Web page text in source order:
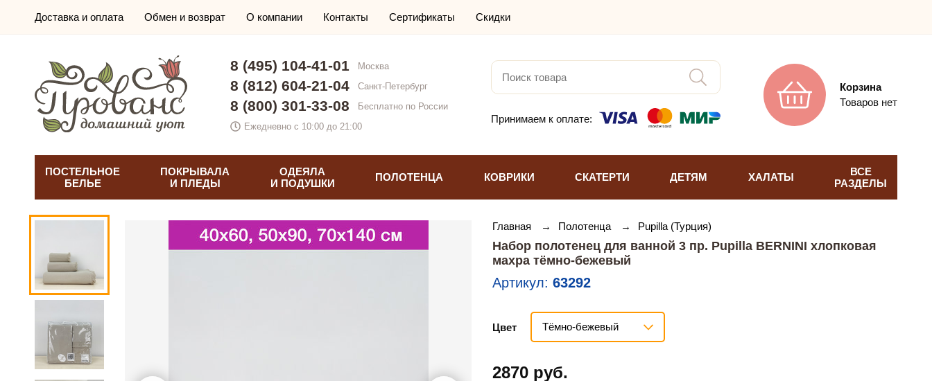
Доставка и оплата Обмен и возврат О компании Контакты Сертификаты Скидки
8 (495) 104-41-01 Москва
8 (812) 604-21-04 Санкт-Петербург
8 (800) 301-33-08
Бесплатно по России
Ежедневно с 10:00 до 21:00
Принимаем к оплате:
Корзина
Товаров нет
ПОСТЕЛЬНОЕ
БЕЛЬЕ
ПОКРЫВАЛА
И ПЛЕДЫ
ОДЕЯЛА
И ПОДУШКИ
ПОЛОТЕНЦА КОВРИКИ СКАТЕРТИ ДЕТЯМ ХАЛАТЫ
ВСЕ
РАЗДЕЛЫ
Главная → Полотенца → Pupilla (Турция)
Набор полотенец для ванной 3 пр. Pupilla BERNINI хлопковая
махра тёмно-бежевый
Артикул: 63292
Цвет Тёмно-бежевый
2870 руб.